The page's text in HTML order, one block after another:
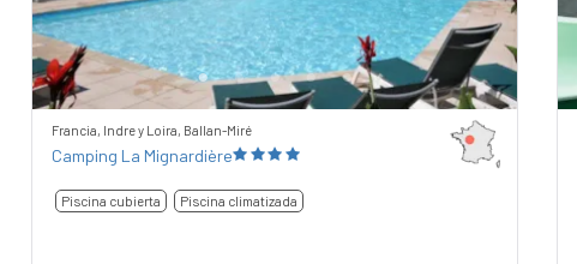
Francia, Indre y Loira, Ballan-Miré
Camping La Mignardière
Piscina cubierta Piscina climatizada